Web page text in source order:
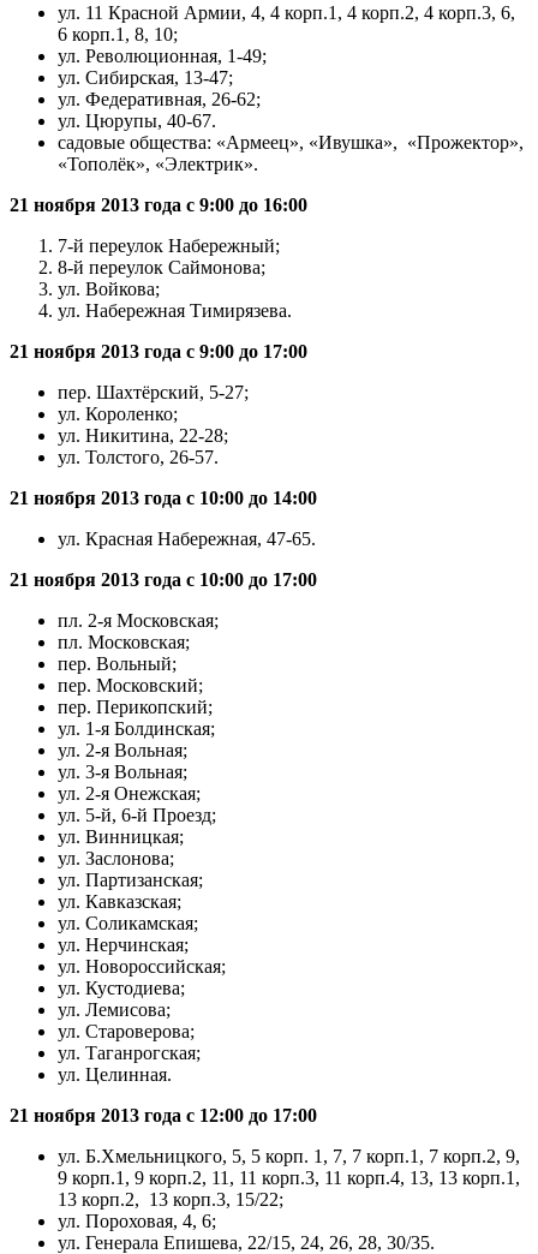
ул. 11 Красной Армии, 4, 4 корп.1, 4 корп.2, 4 корп.3, 6,
6 корп.1, 8, 10;
ул. Революционная, 1-49;
ул. Сибирская, 13-47;
ул. Федеративная, 26-62;
ул. Цюрупы, 40-67.
садовые общества: «Армеец», «Ивушка», «Прожектор»,
«Тополёк», «Электрик».
21 ноября 2013 года с 9:00 до 16:00
7-й переулок Набережный;
8-й переулок Саймонова;
ул. Войкова;
ул. Набережная Тимирязева.
21 ноября 2013 года с 9:00 до 17:00
пер. Шахтёрский, 5-27;
ул. Короленко;
ул. Никитина, 22-28;
ул. Толстого, 26-57.
21 ноября 2013 года с 10:00 до 14:00
ул. Красная Набережная, 47-65.
21 ноября 2013 года с 10:00 до 17:00
пл. 2-я Московская;
пл. Московская;
пер. Вольный;
пер. Московский;
пер. Перикопский;
ул. 1-я Болдинская;
ул. 2-я Вольная;
ул. 3-я Вольная;
ул. 2-я Онежская;
ул. 5-й, 6-й Проезд;
ул. Винницкая;
ул. Заслонова;
ул. Партизанская;
ул. Кавказская;
ул. Соликамская;
ул. Нерчинская;
ул. Новороссийская;
ул. Кустодиева;
ул. Лемисова;
ул. Староверова;
ул. Таганрогская;
ул. Целинная.
21 ноября 2013 года с 12:00 до 17:00
ул. Б.Хмельницкого, 5, 5 корп. 1, 7, 7 корп.1, 7 корп.2, 9,
9 корп.1, 9 корп.2, 11, 11 корп.3, 11 корп.4, 13, 13 корп.1,
13 корп.2, 13 корп.3, 15/22;
ул. Пороховая, 4, 6;
ул. Генерала Епишева, 22/15, 24, 26, 28, 30/35.